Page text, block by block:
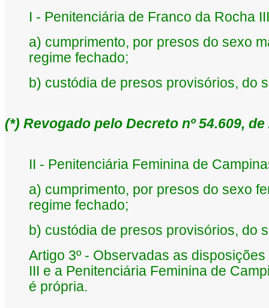
I - Penitenciária de Franco da Rocha
a) cumprimento, por presos do sexo
regime fechado;
b) custódia de presos provisórios, do
(*) Revogado pelo Decreto nº 54.609,
II - Penitenciária Feminina de
a) cumprimento, por presos do sexo
regime fechado;
b) custódia de presos provisórios, do
Artigo 3º - Observadas as
III e a Penitenciária Feminina de
é própria.